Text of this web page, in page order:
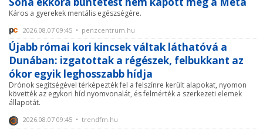
Káros a gyerekek mentális egészségére.
2026.08.07 09:45 • penzcentrum.hu
Újabb római kori kincsek váltak láthatóvá a
Dunában: izgatottak a régészek, felbukkant az
ókor egyik leghosszabb hídja
Drónok segítségével térképezték fel a felszínre került alapokat, nyomon
követték az egykori híd nyomvonalát, és felmérték a szerkezeti elemek
állapotát.
2026.08.07 09:45 • trendfm.hu